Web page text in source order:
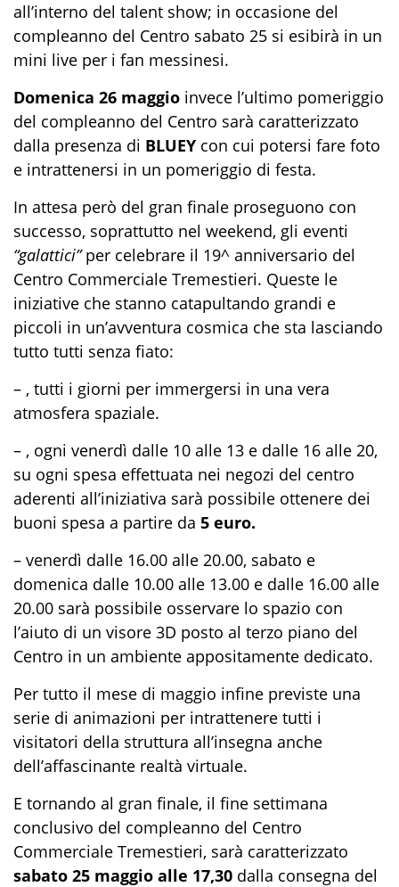
all’interno del talent show; in occasione del
compleanno del Centro sabato 25 si esibirà in un
mini live per i fan messinesi.
Domenica 26 maggio invece l’ultimo pomeriggio
del compleanno del Centro sarà caratterizzato
dalla presenza di BLUEY con cui potersi fare foto
e intrattenersi in un pomeriggio di festa.
In attesa però del gran finale proseguono con
successo, soprattutto nel weekend, gli eventi
“galattici”per celebrare il 19^ anniversario del
Centro Commerciale Tremestieri. Queste le
iniziative che stanno catapultando grandi e
piccoli in un’avventura cosmica che sta lasciando
tutto tutti senza fiato:
– , tutti i giorni per immergersi in una vera
atmosfera spaziale.
– , ogni venerdì dalle 10 alle 13 e dalle 16 alle 20,
su ogni spesa effettuata nei negozi del centro
aderenti all’iniziativa sarà possibile ottenere dei
buoni spesa a partire da 5 euro.
– venerdì dalle 16.00 alle 20.00, sabato e
domenica dalle 10.00 alle 13.00 e dalle 16.00 alle
20.00 sarà possibile osservare lo spazio con
l’aiuto di un visore 3D posto al terzo piano del
Centro in un ambiente appositamente dedicato.
Per tutto il mese di maggio infine previste una
serie di animazioni per intrattenere tutti i
visitatori della struttura all’insegna anche
dell’affascinante realtà virtuale.
E tornando al gran finale, il fine settimana
conclusivo del compleanno del Centro
Commerciale Tremestieri, sarà caratterizzato
sabato 25 maggio alle 17,30 dalla consegna del